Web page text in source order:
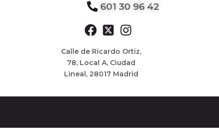
601 30 96 42
Calle de Ricardo Ortiz,
78, Local A, Ciudad
Lineal, 28017 Madrid